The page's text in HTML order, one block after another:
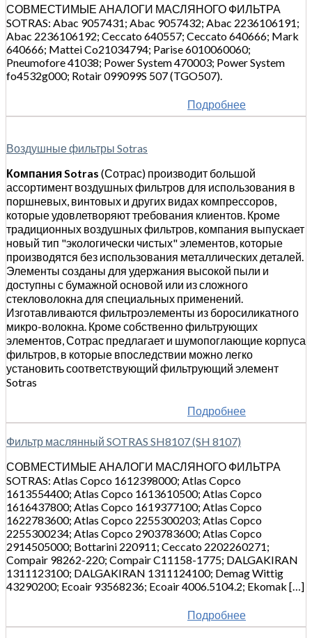
СОВМЕСТИМЫЕ АНАЛОГИ МАСЛЯНОГО ФИЛЬТРА
SOTRAS: Abac 9057431; Abac 9057432; Abac 2236106191;
Abac 2236106192; Ceccato 640557; Ceccato 640666; Mark
640666; Mattei Co21034794; Parise 6010060060;
Pneumofore 41038; Power System 470003; Power System
fo4532g000; Rotair 099099S 507 (TGO507).
Подробнее
Воздушные фильтры Sotras
Компания Sotras (Сотрас) производит большой
ассортимент воздушных фильтров для использования в
поршневых, винтовых и других видах компрессоров,
которые удовлетворяют требования клиентов. Кроме
традиционных воздушных фильтров, компания выпускает
новый тип "экологически чистых" элементов, которые
производятся без использования металлических деталей.
Элементы созданы для удержания высокой пыли и
доступны с бумажной основой или из сложного
стекловолокна для специальных применений.
Изготавливаются фильтроэлементы из боросиликатного
микро-волокна. Кроме собственно фильтрующих
элементов, Сотрас предлагает и шумопоглающие корпуса
фильтров, в которые впоследствии можно легко
установить соответствующий фильтрующий элемент
Sotras
Подробнее
Фильтр маслянный SOTRAS SH8107 (SH 8107)
СОВМЕСТИМЫЕ АНАЛОГИ МАСЛЯНОГО ФИЛЬТРА
SOTRAS: Atlas Copco 1612398000; Atlas Copco
1613554400; Atlas Copco 1613610500; Atlas Copco
1616437800; Atlas Copco 1619377100; Atlas Copco
1622783600; Atlas Copco 2255300203; Atlas Copco
2255300234; Atlas Copco 2903783600; Atlas Copco
2914505000; Bottarini 220911; Ceccato 2202260271;
Compair 98262-220; Compair C11158-1775; DALGAKIRAN
1311123100; DALGAKIRAN 1311124100; Demag Wittig
43290200; Ecoair 93568236; Ecoair 4006.5104.2; Ekomak […]
Подробнее